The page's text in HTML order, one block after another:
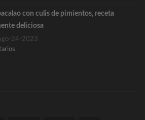
con culis de pimientos, receta
deliciosa
24-2023